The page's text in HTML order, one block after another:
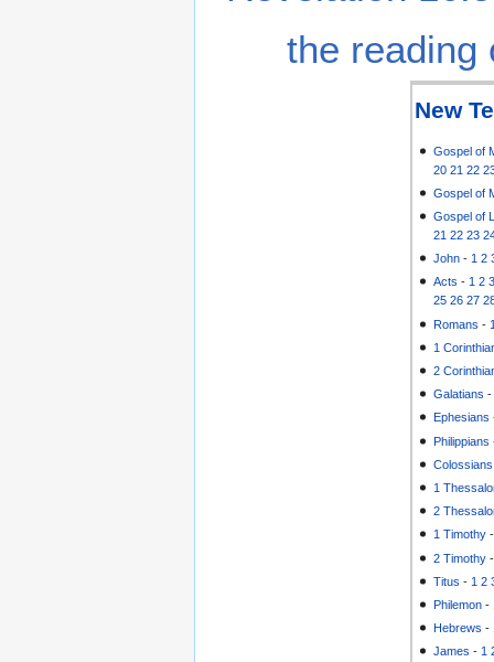
the reading
New
Gospel of
20 21 22
Gospel of
Gospel of
21 22 23
John - 1 2
Acts - 1 2
25 26 27
Romans -
1
2
Galatians
Ephesians
Philippians
Colossians
1
2
1 Timothy
2 Timothy
Titus - 1 2
Philemon -
Hebrews -
James - 1